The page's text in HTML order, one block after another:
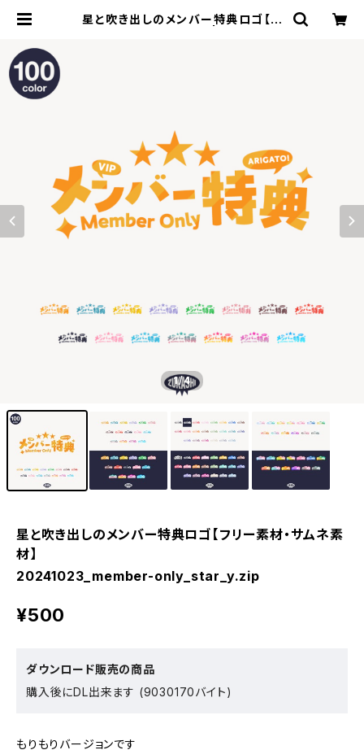
星と吹き出しのメンバー特典ロゴ【フ
1/4
星と吹き出しのメンバー特典ロゴ【フリー素材・サムネ素
材】
20241023_member-only_star_y.zip
¥500
ダウンロード販売の商品
購入後にDL出来ます (9030170バイト)
もりもりバージョンです